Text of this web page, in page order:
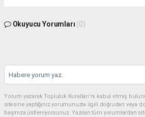
Okuyucu Yorumları (0)
Yorum yazarak Topluluk Kuralları’nı kabul etmiş
sitesine yaptığınız yorumunuzla ilgili doğrudan veya
başınıza üstleniyorsunuz. Yazılan tüm yorumlardan